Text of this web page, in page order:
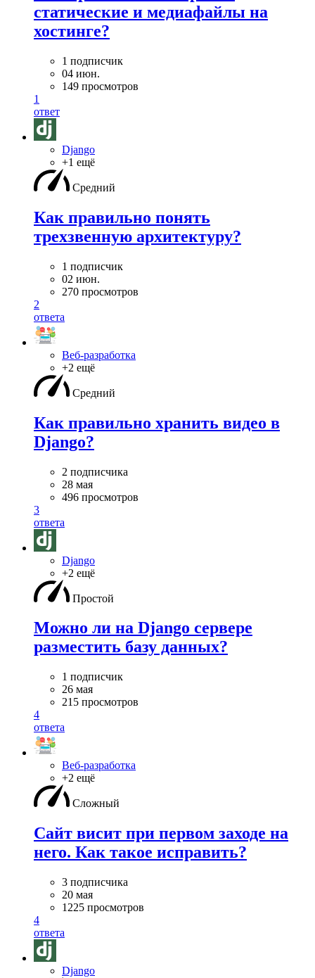
статические и медиафайлы на
хостинге?
1 подписчик
04 июн.
149 просмотров
1
ответ
Django
+1 ещё
Средний
Как правильно понять
трехзвенную архитектуру?
1 подписчик
02 июн.
270 просмотров
2
ответа
Веб-разработка
+2 ещё
Средний
Как правильно хранить видео в
Django?
2 подписчика
28 мая
496 просмотров
3
ответа
Django
+2 ещё
Простой
Можно ли на Django сервере
разместить базу данных?
1 подписчик
26 мая
215 просмотров
4
ответа
Веб-разработка
+2 ещё
Сложный
Сайт висит при первом заходе на
него. Как такое исправить?
3 подписчика
20 мая
1225 просмотров
4
ответа
Django